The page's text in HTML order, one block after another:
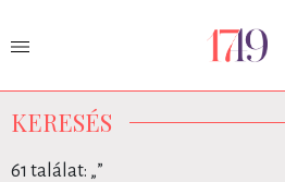
KERESÉS
61 találat: „”